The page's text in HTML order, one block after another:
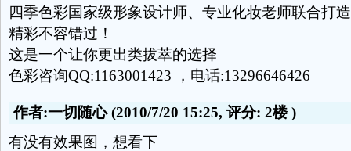
四季色彩国家级形象设计师、专业化妆老师联合打
精彩不容错过！
这是一个让你更出类拔萃的选择
色彩咨询QQ:1163001423 ，电话:13296646426
作者:一切随心(2010/7/20 15:25, 评分: 2楼)
有没有效果图，想看下